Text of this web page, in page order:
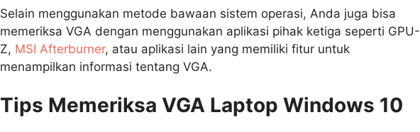
Selain menggunakan metode bawaan sistem operasi, Anda juga bisa
memeriksa VGA dengan menggunakan aplikasi pihak ketiga seperti GPU-
Z, MSI Afterburner, atau aplikasi lain yang memiliki fitur untuk
menampilkan informasi tentang VGA.
Tips Memeriksa VGA Laptop Windows 10